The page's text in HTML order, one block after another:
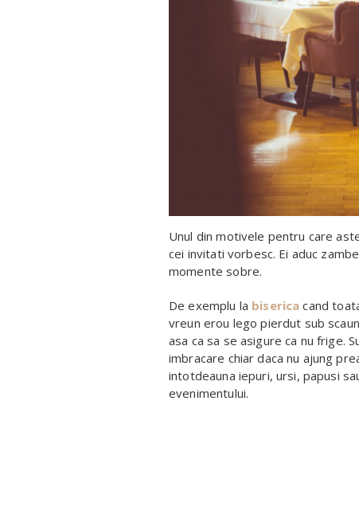
Unul din motivele pentru care
cei invitati vorbesc. Ei aduc
momente sobre.
De exemplu la biserica cand
vreun erou lego pierdut sub
asa ca sa se asigure ca nu frige.
imbracare chiar daca nu ajung
intotdeauna iepuri, ursi, papusi
evenimentului.